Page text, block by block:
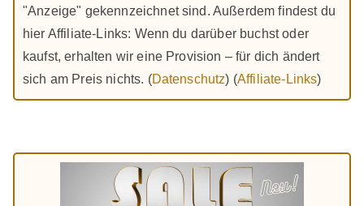
"Anzeige" gekennzeichnet sind. Außerdem findest du
hier Affiliate-Links: Wenn du darüber buchst oder
kaufst, erhalten wir eine Provision – für dich ändert
sich am Preis nichts. (Datenschutz) (Affiliate-Links)